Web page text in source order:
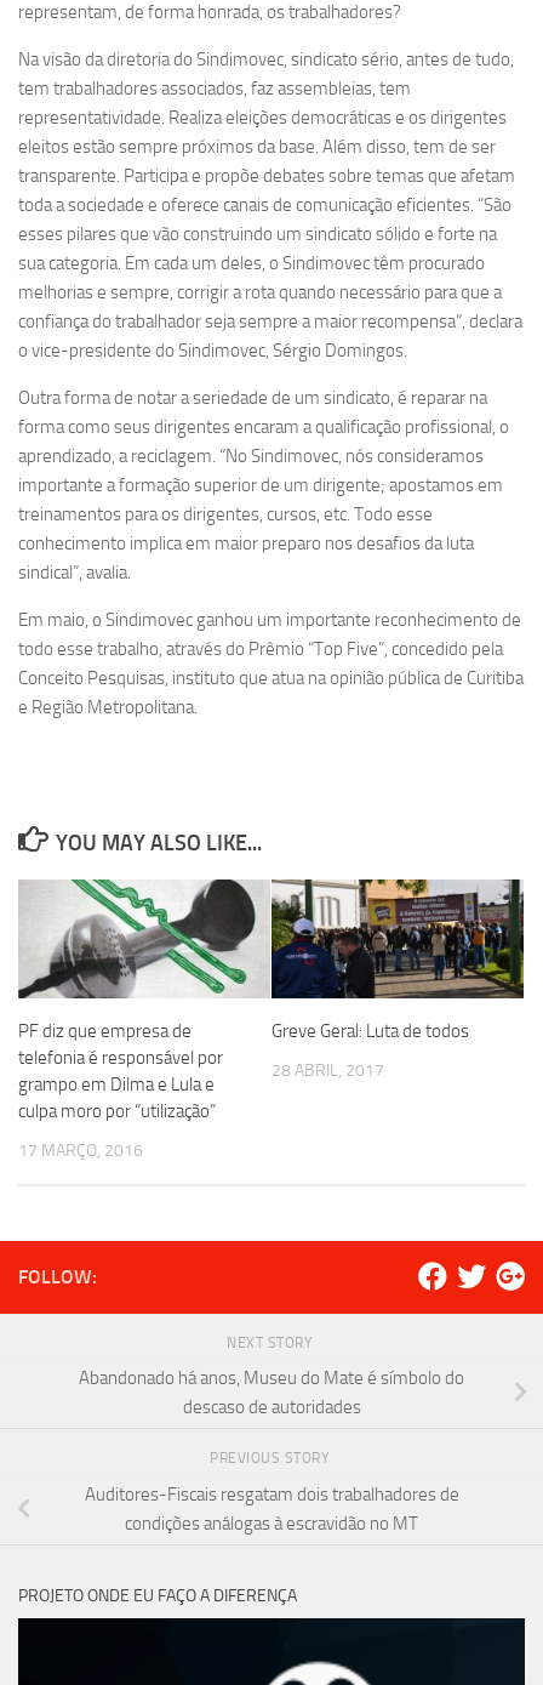
representam, de forma honrada, os trabalhadores?
Na visão da diretoria do Sindimovec, sindicato sério, antes de tudo,
tem trabalhadores associados, faz assembleias, tem
representatividade. Realiza eleições democráticas e os dirigentes
eleitos estão sempre próximos da base. Além disso, tem de ser
transparente. Participa e propõe debates sobre temas que afetam
toda a sociedade e oferece canais de comunicação eficientes. “São
esses pilares que vão construindo um sindicato sólido e forte na
sua categoria. Em cada um deles, o Sindimovec têm procurado
melhorias e sempre, corrigir a rota quando necessário para que a
confiança do trabalhador seja sempre a maior recompensa”, declara
o vice-presidente do Sindimovec, Sérgio Domingos.
Outra forma de notar a seriedade de um sindicato, é reparar na
forma como seus dirigentes encaram a qualificação profissional, o
aprendizado, a reciclagem. “No Sindimovec, nós consideramos
importante a formação superior de um dirigente; apostamos em
treinamentos para os dirigentes, cursos, etc. Todo esse
conhecimento implica em maior preparo nos desafios da luta
sindical”, avalia.
Em maio, o Sindimovec ganhou um importante reconhecimento de
todo esse trabalho, através do Prêmio “Top Five”, concedido pela
Conceito Pesquisas, instituto que atua na opinião pública de Curitiba
e Região Metropolitana.
YOU MAY ALSO LIKE...
PF diz que empresa de
telefonia é responsável por
grampo em Dilma e Lula e
culpa moro por “utilização”
17 MARÇO, 2016
Greve Geral: Luta de todos
28 ABRIL, 2017
FOLLOW:
NEXT STORY
Abandonado há anos, Museu do Mate é símbolo do
descaso de autoridades
PREVIOUS STORY
Auditores-Fiscais resgatam dois trabalhadores de
condições análogas à escravidão no MT
PROJETO ONDE EU FAÇO A DIFERENÇA